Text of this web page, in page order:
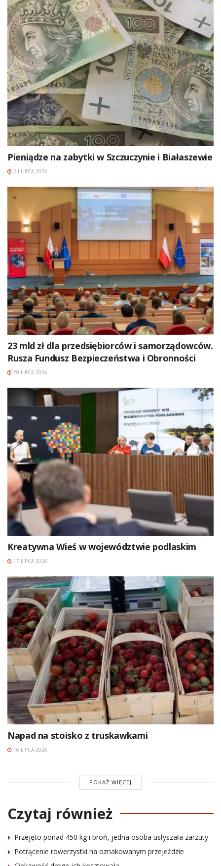
Pieniądze na zabytki w Szczuczynie i Białaszewie
24 LIPCA 2026
23 mld zł dla przedsiębiorców i samorządowców.
Rusza Fundusz Bezpieczeństwa i Obronności
20 LIPCA 2026
Kreatywna Wieś w województwie podlaskim
17 LIPCA 2026
Napad na stoisko z truskawkami
16 LIPCA 2026
POKAŻ WIĘCEJ
Czytaj również
Przejęto ponad 450 kg i broń, jedna osoba usłyszała zarzuty
Potrącenie rowerzystki na oznakowanym przejeździe